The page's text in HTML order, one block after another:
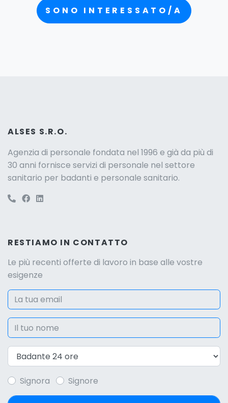
SONO INTERESSATO/A
ALSES S.R.O.
Agenzia di personale fondata nel 1996 e già da più di
30 anni fornisce servizi di personale nel settore
sanitario per badanti e personale sanitario.
RESTIAMO IN CONTATTO
Le più recenti offerte di lavoro in base alle vostre
esigenze
Signora Signore